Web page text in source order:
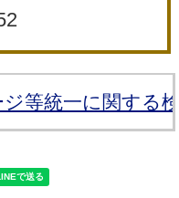
等統一に関する